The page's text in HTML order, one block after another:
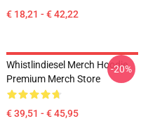
€ 18,21 - € 42,22
Whistlindiesel Merch Hoodie
Premium Merch Store
€ 39,51 - € 45,95
-20%